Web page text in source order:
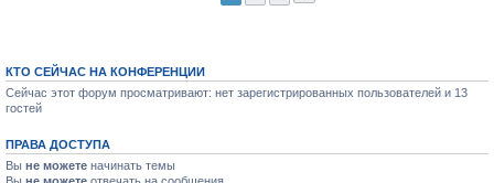
КТО СЕЙЧАС НА КОНФЕРЕНЦИИ
Сейчас этот форум просматривают: нет зарегистрированных пользователей и 13
гостей
ПРАВА ДОСТУПА
Вы не можете начинать темы